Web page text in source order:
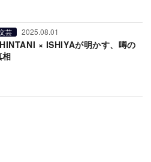
芸 2025.08.01
× ISHIYAが明かす、噂の
相